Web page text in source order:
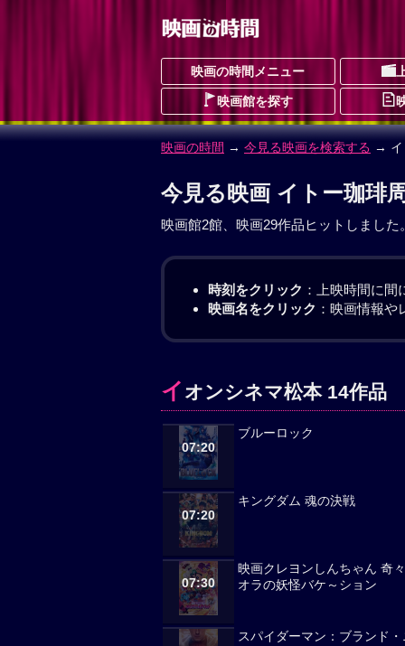
映画の時間メニュー
映画館を探す
映画の時間 → 今見る映画を検索する → イ
今見る映画 イトー珈琲
映画館2館、映画29作品ヒットしました。
時刻をクリック ：上映時間に間
映画名をクリック ：映画情報や
イ オンシネマ松本 14作品
07:20
ブルーロック
07:20
キングダム 魂の決戦
07:30
映画クレヨンしんちゃん 奇々
オラの妖怪バケ～ション
スパイダーマン：ブランド・